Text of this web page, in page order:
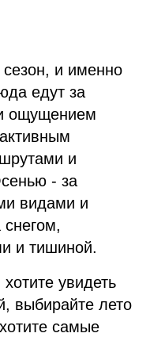
и именно
едут за
ощущением
и
- за
видами и
и тишиной.
увидеть
выбирайте лето
самые